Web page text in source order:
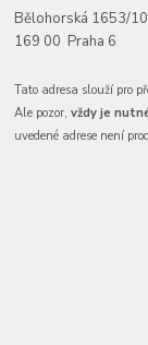
Bělohorská 1653/
169 00 Praha 6
Tato adresa slouží pro
Ale pozor,vždy je
uvedené adrese není